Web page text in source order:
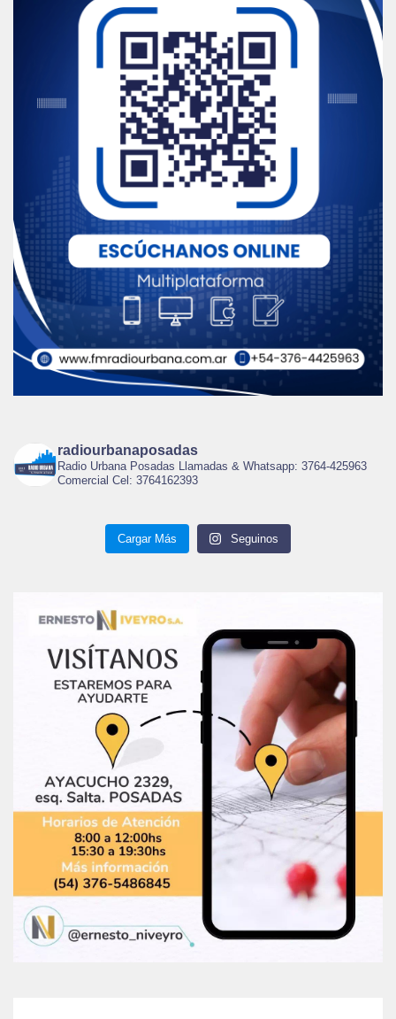
radiourbanaposadas
Radio Urbana Posadas Llamadas & Whatsapp: 3764-425963
Comercial Cel: 3764162393
Cargar Más Seguinos